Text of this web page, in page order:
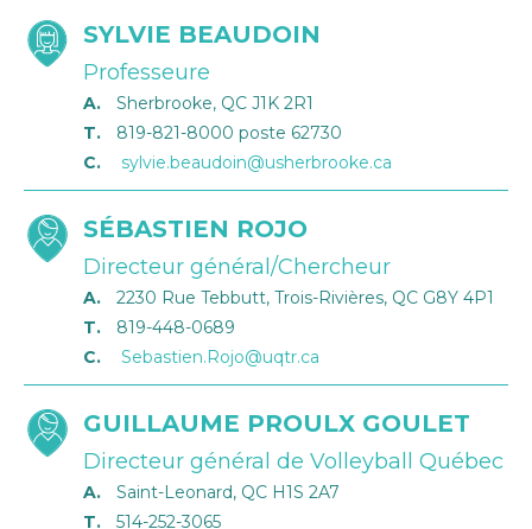
SYLVIE BEAUDOIN
Professeure
A.
Sherbrooke, QC J1K 2R1
T.
819-821-8000 poste 62730
C.
sylvie.beaudoin@usherbrooke.ca
SÉBASTIEN ROJO
Directeur général/Chercheur
A.
2230 Rue Tebbutt, Trois-Rivières, QC G8Y 4P1
T.
819-448-0689
C.
Sebastien.Rojo@uqtr.ca
GUILLAUME PROULX GOULET
Directeur général de Volleyball Québec
A.
Saint-Leonard, QC H1S 2A7
T.
514-252-3065